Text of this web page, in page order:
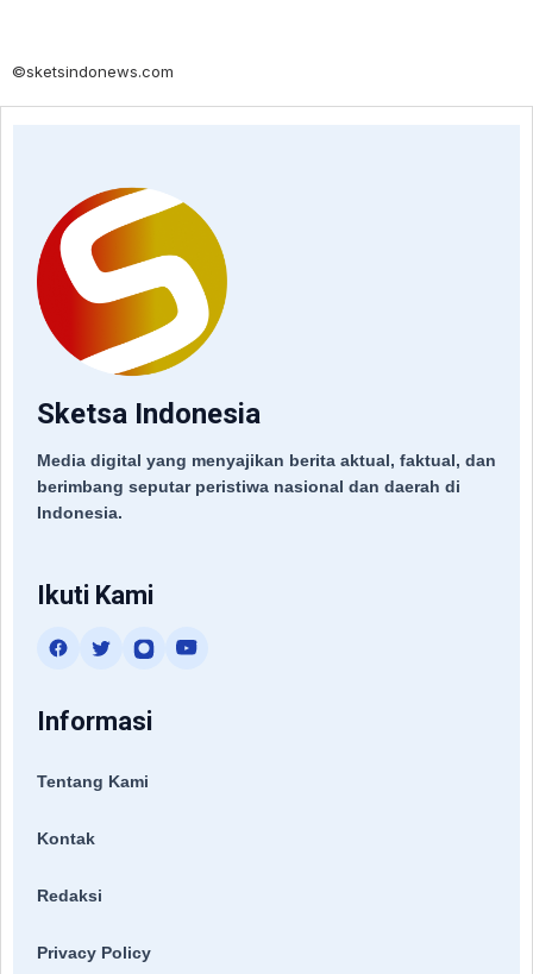
©sketsindonews.com
Sketsa Indonesia
Media digital yang menyajikan berita aktual, faktual, dan
berimbang seputar peristiwa nasional dan daerah di
Indonesia.
Ikuti Kami
Informasi
Tentang Kami
Kontak
Redaksi
Privacy Policy